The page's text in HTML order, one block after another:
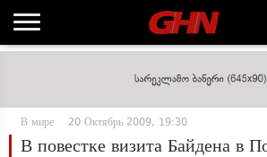
В мире 20 Октябрь 2009, 19:30
В повестке визита Байдена в